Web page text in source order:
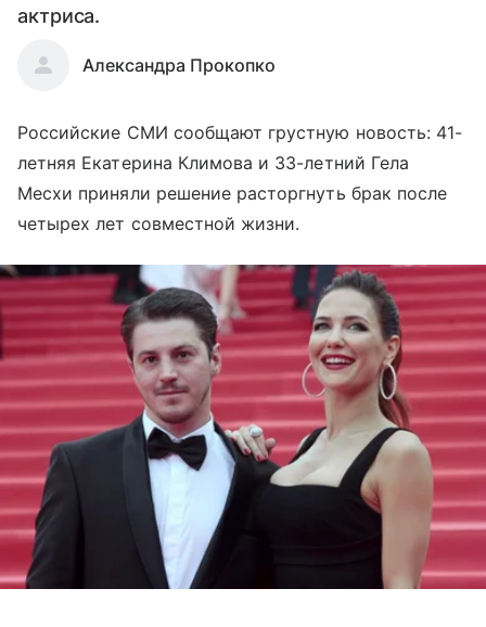
актриса.
Александра Прокопко
Российские СМИ сообщают грустную новость: 41-
летняя Екатерина Климова и 33-летний Гела
Месхи приняли решение расторгнуть брак после
четырех лет совместной жизни.